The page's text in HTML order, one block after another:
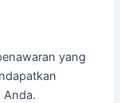
yang
Anda.